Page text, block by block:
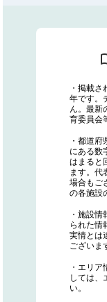
・掲載
年です。
ん。最新
育委員会
・都道
にある数
はまると
ます。代
場合もご
の各施設
・施設
られた情
実情とは
ございま
・エリ
しては、
い。